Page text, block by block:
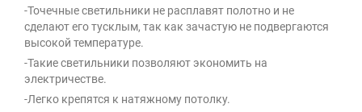
-Точечные светильники не расплавят полотно и не
сделают его тусклым, так как зачастую не подвергаются
высокой температуре.
-Такие светильники позволяют экономить на
электричестве.
-Легко крепятся к натяжному потолку.